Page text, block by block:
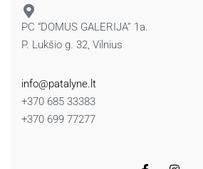
PC “DOMUS GALERIJA” 1a.
P. Lukšio g. 32, Vilnius
info@patalyne.lt
+370 685 33383
+370 699 77277